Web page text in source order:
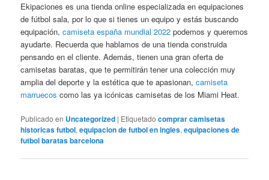
Ekipaciones es una tienda online especializada en equipaciones
de fútbol sala, por lo que si tienes un equipo y estás buscando
equipación,camiseta españa mundial 2022 podemos y queremos
ayudarte. Recuerda que hablamos de una tienda construida
pensando en el cliente. Además, tienen una gran oferta de
camisetas baratas, que te permitirán tener una colección muy
amplia del deporte y la estética que te apasionan,camiseta
marruecos como las ya icónicas camisetas de los Miami Heat.
Publicado en Uncategorized | Etiquetado comprar camisetas
historicas futbol,equipacion de futbol en ingles,equipaciones de
futbol baratas barcelona